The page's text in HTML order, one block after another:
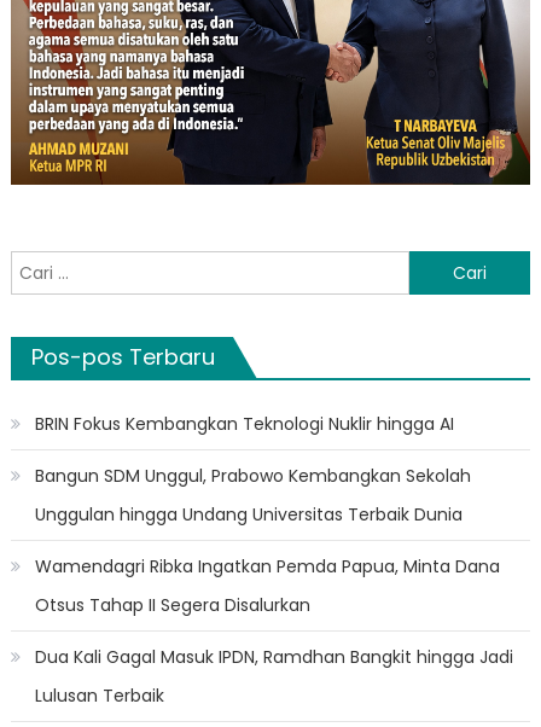
Cari
untuk:
Pos-pos Terbaru
BRIN Fokus Kembangkan Teknologi Nuklir hingga AI
Bangun SDM Unggul, Prabowo Kembangkan Sekolah
Unggulan hingga Undang Universitas Terbaik Dunia
Wamendagri Ribka Ingatkan Pemda Papua, Minta Dana
Otsus Tahap II Segera Disalurkan
Dua Kali Gagal Masuk IPDN, Ramdhan Bangkit hingga Jadi
Lulusan Terbaik